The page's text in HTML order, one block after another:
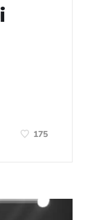
175